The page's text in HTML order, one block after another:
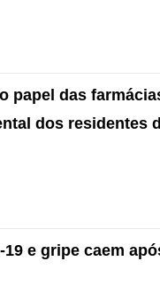
papel das
dos residentes
e gripe caem